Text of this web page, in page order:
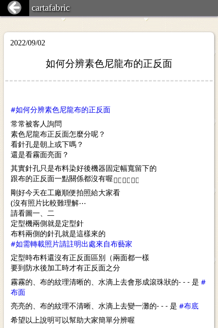
cartafabric
2022/09/02
如何分辨素色尼龍布的正反面
#如何分辨素色尼龍布的正反面
常常被客人詢問
素色尼龍布正反面怎麼分呢？
看針孔是朝上或下嗎？
還是看霧面亮面？
其實針孔只是布料染好後機器固定幅寬留下的
跟布的正反面一點關係都沒有喔
剛好今天在工廠順便拍照給大家看
(沒有照片比較難理解⋯
請看圖一、二
定型機兩側就是定型針
布料兩側的針孔就是這樣來的
#如需轉載照片請註明出處來自布藝家
定型時布料還沒有正反面區別（兩面都一樣
要到防水後加工時才有正反面之分
霧霧的、布的紋理清晰的、水滴上去會形成滾珠狀的- - - 是 #
布面
亮亮的、布的紋理不清晰、水滴上去變一灘的- - - 是 #布底
希望以上說明可以幫助大家簡單分辨喔